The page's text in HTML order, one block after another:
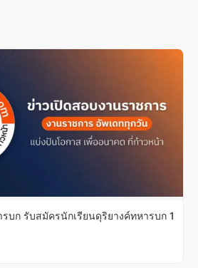
รบก รับสมัครนักเรียนดุริยางค์ทหารบก 1